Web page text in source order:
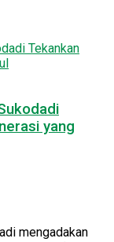
yang
mengadakan